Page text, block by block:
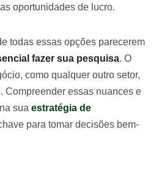
oportunidades de lucro.
todas essas opções parecerem
fazer sua pesquisa. O
como qualquer outro setor,
Compreender essas nuances e
sua estratégia de
para tomar decisões bem-